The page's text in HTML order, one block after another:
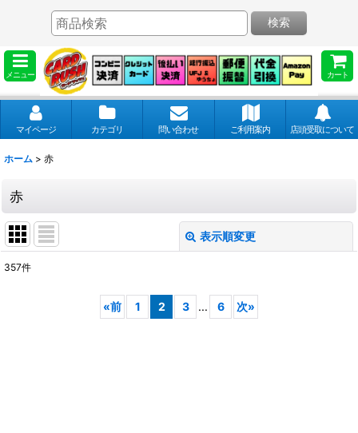
メニュー カート
検索
マイページ カテゴリ 問い合わせ ご利用案内 店頭受取について
ホーム > 赤
赤
表示順変更
357件
«前 1 2 3 ... 6 次»